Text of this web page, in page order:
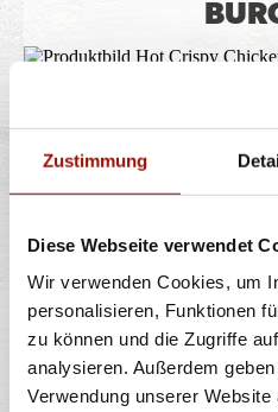
Zustimmung
Diese Webseite verwendet
Wir verwenden Cookies, um
personalisieren, Funktionen
zu können und die Zugriffe
analysieren. Außerdem
Verwendung unserer
Soft Bun, Crispy Chicken
Salat, Jalapeños, Chili...mehr
einfach
CAJUN